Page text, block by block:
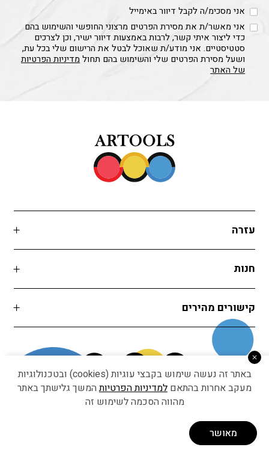
אני מסכימ/ה לקבל דיוור באימייל
אני מאשר/ת את מסירת הפרטים מרצוני החופשי והשימוש בהם
כדי ליצור איתי קשר, לרבות באמצעות דיוור ישיר, וכן לצרכים
סטטיסטיים. אני מודע/ת שאוכל לבטל את הרישום שלי בכל עת,
ושעל מסירת הפרטים שלי והשימוש בהם תחולמדיניות הפרטיות
של האתר
עזרה
חנות
קישורים מהירים
באתר זה נעשה שימוש בקבצי עוגיות (cookies) ובטכנולוגיות
מעקב אחרות בהתאם למדיניות הפרטיותהמשך גלישתך באתר
מהווה הסכמה לשימוש זה
מאושר